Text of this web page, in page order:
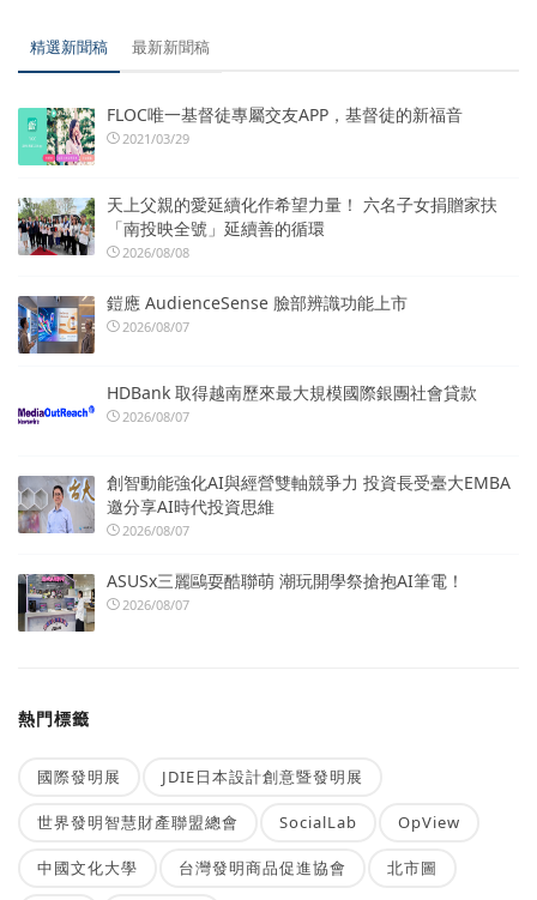
精選新聞稿 最新新聞稿
FLOC唯一基督徒專屬交友APP，基督徒的新福音
2021/03/29
天上父親的愛延續化作希望力量！ 六名子女捐贈家扶
「南投映全號」延續善的循環
2026/08/08
鎧應 AudienceSense 臉部辨識功能上市
2026/08/07
HDBank 取得越南歷來最大規模國際銀團社會貸款
2026/08/07
創智動能強化AI與經營雙軸競爭力 投資長受臺大EMBA
邀分享AI時代投資思維
2026/08/07
ASUSx三麗鷗耍酷聯萌 潮玩開學祭搶抱AI筆電！
2026/08/07
熱門標籤
國際發明展 JDIE日本設計創意暨發明展
世界發明智慧財產聯盟總會 SocialLab OpView
中國文化大學 台灣發明商品促進協會 北市圖